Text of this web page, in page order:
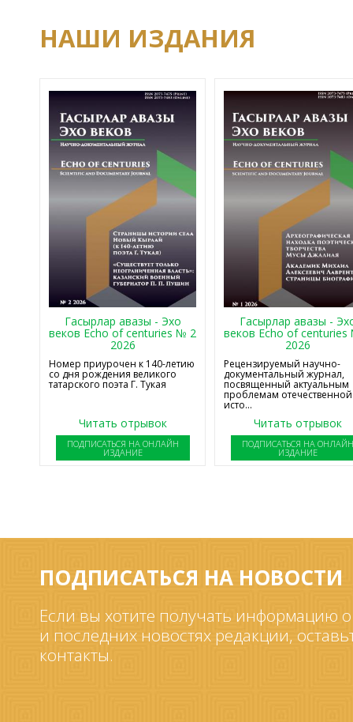
НАШИ ИЗДАНИЯ
Гасырлар авазы - Эхо
веков Echo of centuries № 2
2026
Номер приурочен к 140-летию
со дня рождения великого
татарского поэта Г. Тукая
Читать отрывок
ПОДПИСАТЬСЯ НА ОНЛАЙН
ИЗДАНИЕ
Гасырлар авазы -
веков Echo of
2026
Рецензируемый научно-
документальный журнал,
посвященный актуальным
проблемам отечественной
исто...
Читать отрывок
ПОДПИСАТЬСЯ НА
ИЗДАНИЕ
ПОДПИСАТЬСЯ НА НОВОСТИ
Если вы хотите получать информацию
и последних новостях редакции,
контакты.